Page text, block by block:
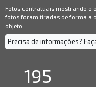
Fotos contratuais mostrando o
fotos foram tiradas de forma a
objeto.
Precisa de informações?
195